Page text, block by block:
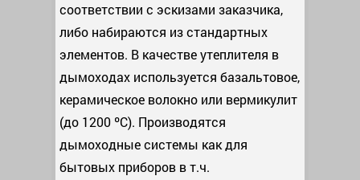
соответствии с эскизами заказчика,
либо набираются из стандартных
элементов. В качестве утеплителя в
дымоходах используется базальтовое,
керамическое волокно или вермикулит
(до 1200 ºС). Производятся
дымоходные системы как для
бытовых приборов в т.ч.